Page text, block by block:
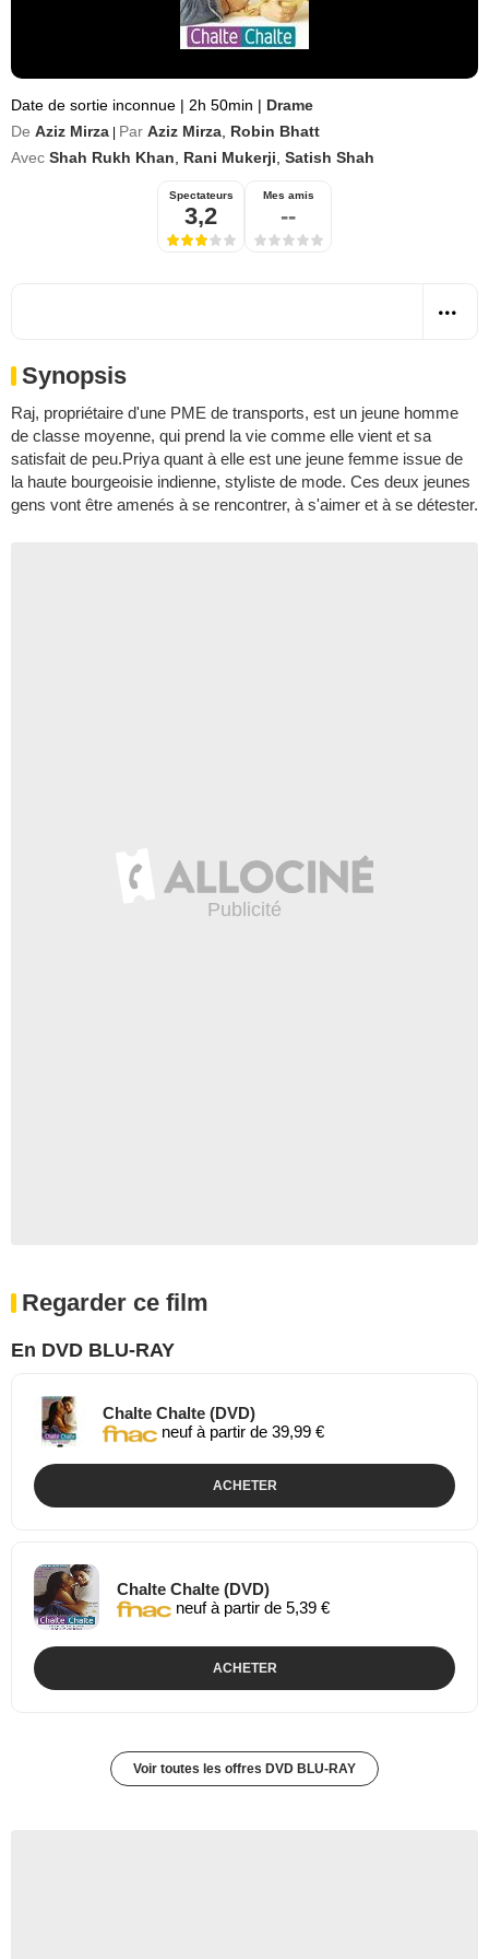
Date de sortie inconnue | 2h 50min | Drame
De Aziz Mirza Par Aziz Mirza Robin Bhatt
Avec Shah Rukh Khan Rani Mukerji Satish Shah
Spectateurs
3,2
Mes amis
--
Synopsis
Raj, propriétaire d'une PME de transports, est un jeune homme
de classe moyenne, qui prend la vie comme elle vient et sa
satisfait de peu.Priya quant à elle est une jeune femme issue de
la haute bourgeoisie indienne, styliste de mode. Ces deux jeunes
gens vont être amenés à se rencontrer, à s'aimer et à se détester.
Regarder ce film
En DVD BLU-RAY
Chalte Chalte (DVD)
neuf à partir de 39,99 €
ACHETER
Chalte Chalte (DVD)
neuf à partir de 5,39 €
ACHETER
Voir toutes les offres DVD BLU-RAY